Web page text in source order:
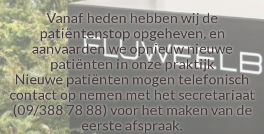
Vanaf heden hebben wij de
patiëntenstop opgeheven, en
aanvaarden we opnieuw nieuwe
patiënten in onze praktijk
Nieuwe patiënten mogen telefonisch
contact op nemen met het secretariaat
(09/388 78 88) voor het maken van de
eerste afspraak.